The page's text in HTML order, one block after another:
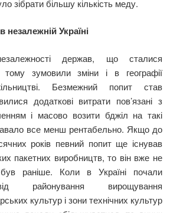
зібрати більшу кількість меду.
Україні
держав, що сталися
тому зумовили зміни і в географії
Безмежний попит став
додаткові витрати пов’язані з
і масово возити бджіл на такі
все менш рентабельно. Якщо до
років певний попит ще існував
пакетних виробництв, то він вже не
раніше. Коли в Україні почали
районування вирощування
культур і зони технічних культур